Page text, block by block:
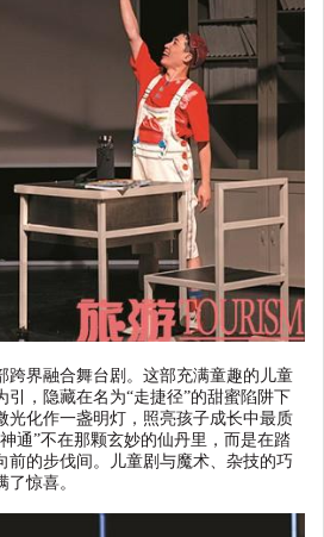
跨界融合舞台剧。这部充满童趣的儿童
引，隐藏在名为“走捷径”的甜蜜陷阱下
光化作一盏明灯，照亮孩子成长中最质
神通”不在那颗玄妙的仙丹里，而是在踏
前的步伐间。儿童剧与魔术、杂技的巧
惊喜。